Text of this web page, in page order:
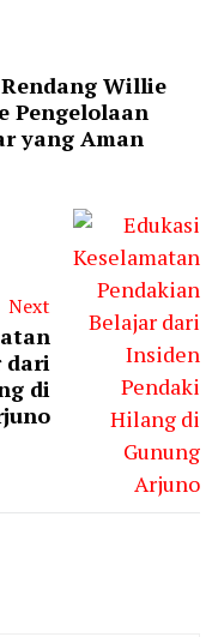
Willie
Pengelolaan
yang Aman
Next
dari
di